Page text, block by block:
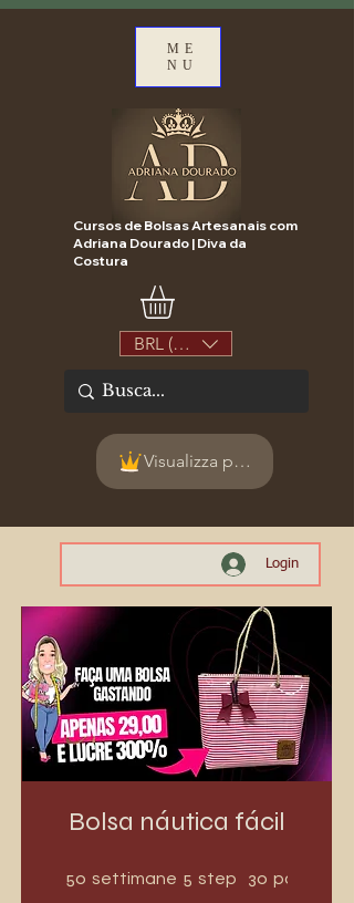
ME
NU
Cursos de Bolsas Artesanais com
Adriana Dourado | Diva da
Costura
BRL (R$)
Visualizza punti
Login
Bolsa náutica fácil
50 settimane 50 settimane
5 step 5 step
30